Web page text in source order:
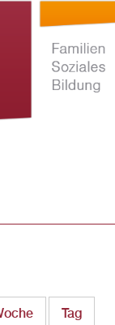
Inhalt
Tag